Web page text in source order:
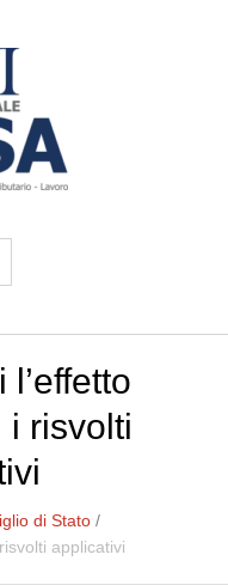
i risvolti
di Stato /
applicativi